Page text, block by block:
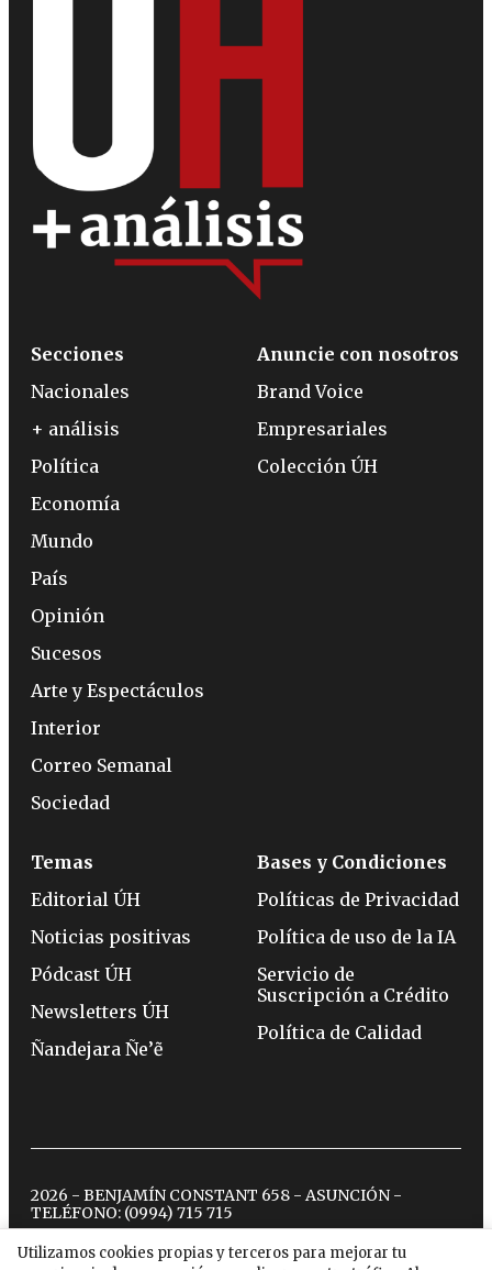
Utilizamos cookies propias y terceros para mejorar tu
Secciones
Nacionales
+ análisis
Política
Economía
Mundo
País
Opinión
Sucesos
Arte y Espectáculos
Interior
Correo Semanal
Sociedad
Anuncie con nosotros
Brand Voice
Empresariales
Colección ÚH
Temas
Editorial ÚH
Noticias positivas
Pódcast ÚH
Newsletters ÚH
Ñandejara Ñe’ẽ
Bases y Condiciones
Políticas de Privacidad
Política de uso de la IA
Servicio de
Suscripción a Crédito
Política de Calidad
2026 - BENJAMÍN CONSTANT 658 - ASUNCIÓN -
TELÉFONO: (0994) 715 715